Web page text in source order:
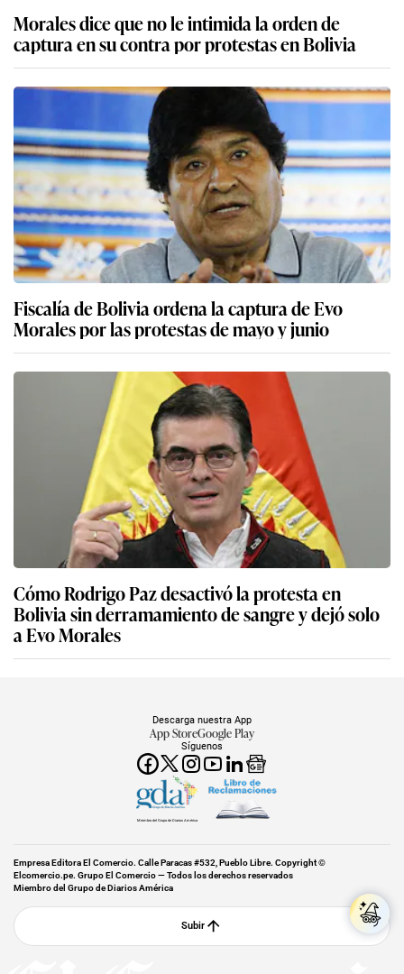
Morales dice que no le intimida la orden de
captura en su contra por protestas en Bolivia
Fiscalía de Bolivia ordena la captura de Evo
Morales por las protestas de mayo y junio
Cómo Rodrigo Paz desactivó la protesta en
Bolivia sin derramamiento de sangre y dejó solo
a Evo Morales
Síguenos
Descarga nuestra App
App StoreGoogle Play
Miembro del Grupo de Diarios América
Empresa Editora El Comercio. Calle Paracas #532, Pueblo Libre. Copyright ©
Elcomercio.pe. Grupo El Comercio — Todos los derechos reservados
Miembro del Grupo de Diarios América
Subir